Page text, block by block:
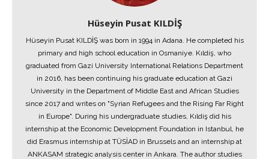
Hüseyin Pusat KILDİŞ
Hüseyin Pusat KILDİŞ was born in 1994 in Adana. He completed his
primary and high school education in Osmaniye. Kıldiş, who
graduated from Gazi University International Relations Department
in 2016, has been continuing his graduate education at Gazi
University in the Department of Middle East and African Studies
since 2017 and writes on "Syrian Refugees and the Rising Far Right
in Europe". During his undergraduate studies, Kıldiş did his
internship at the Economic Development Foundation in Istanbul, he
did Erasmus internship at TÜSİAD in Brussels and an internship at
ANKASAM strategic analysis center in Ankara. The author studies